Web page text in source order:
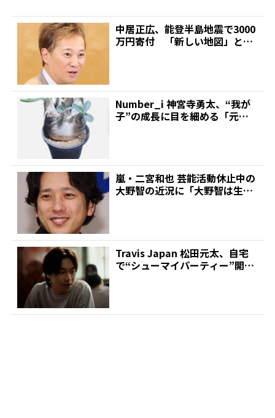
中居正広、能登半島地震で3000
万円寄付 「新しい地図」と日
Number_i 神宮寺勇太、“我が
子”の成長に目を細める「元気
嵐・二宮和也 芸能活動休止中の
大野智の近況に「大野智は生き
Travis Japan 松田元太、自宅
で“シューマイパーティー”開く